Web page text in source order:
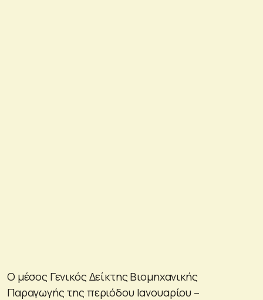
Ο μέσος Γενικός Δείκτης Βιομηχανικής
Παραγωγής της περιόδου Ιανουαρίου –